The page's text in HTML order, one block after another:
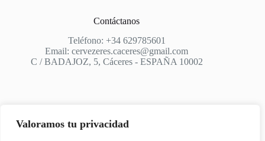
Valoramos tu privacidad
Contáctanos
Teléfono: +34 629785601
Email: cervezeres.caceres@gmail.com
C / BADAJOZ, 5, Cáceres - ESPAÑA 10002
Apoyo